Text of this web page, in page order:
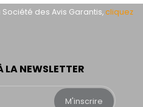
NEWSLETTER
M'inscrire
des Avis Garantis,cliquez